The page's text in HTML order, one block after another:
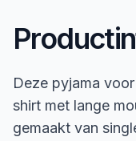
Deze pyjama
shirt met lange
gemaakt van